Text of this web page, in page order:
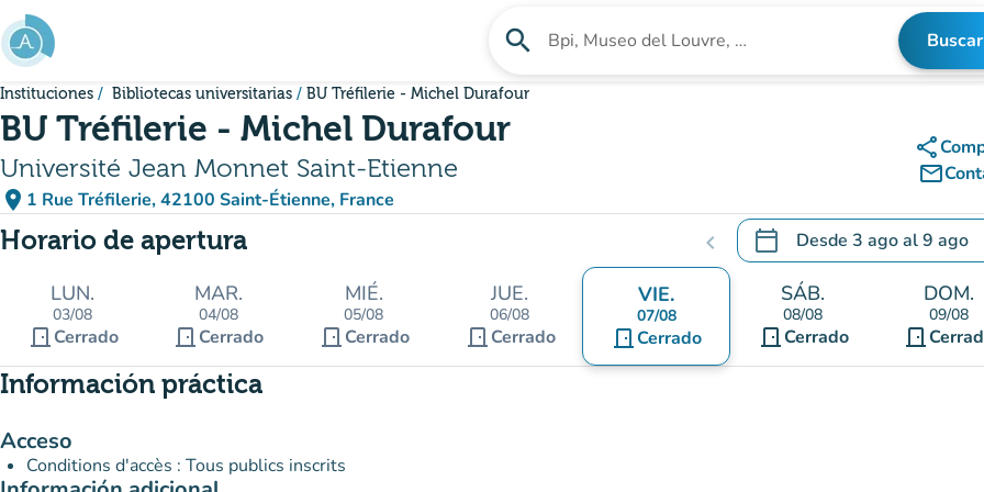
Ir al contenido principal
search Buscar un establecimiento Buscar
Instituciones Bibliotecas universitarias BU Tréfilerie - Michel Durafour
BU Tréfilerie - Michel Durafour
Université Jean Monnet Saint-Etienne
place 1 Rue Tréfilerie, 42100 Saint-Étienne, France
(abrir en Google Maps)
(nueva pestaña)
share
mail_outline
Horario de apertura chevron_left calendar_today Desde 3 agoal9 ago
.Abra el calendario para
LUN.
03/08
door_front Cerrado
MAR.
04/08
door_front Cerrado
MIÉ.
05/08
door_front Cerrado
JUE.
06/08
door_front Cerrado
VIE.
07/08
door_frontCerrado
SÁB.
08/08
door_front Cerrado
DOM.
09/08
door_front
Información práctica
Acceso
Conditions d'accès : Tous publics inscrits